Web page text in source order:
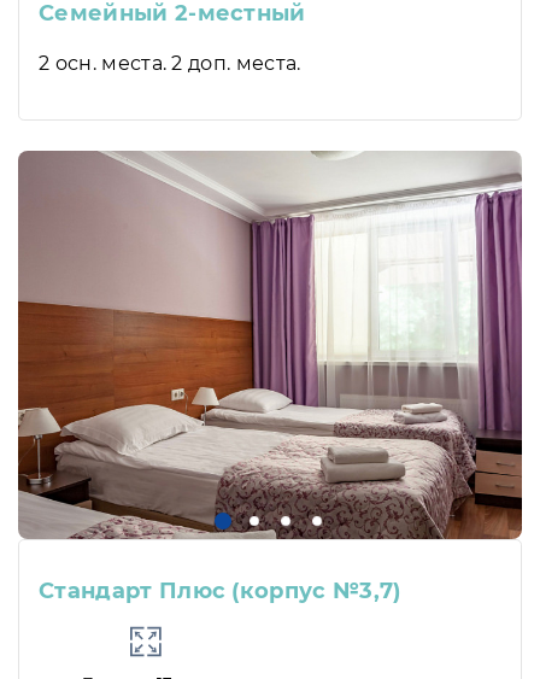
Семейный 2-местный
2 осн. места. 2 доп. места.
Стандарт Плюс (корпус №3,7)